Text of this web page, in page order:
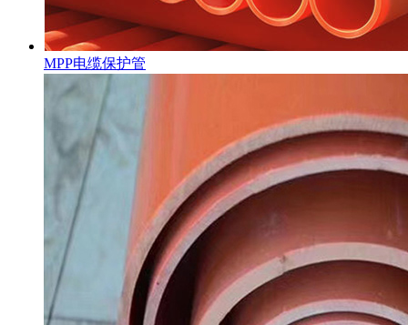
MPP电缆保护管